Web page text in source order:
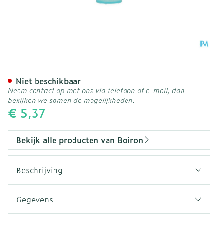
€ 5,37
Niet beschikbaar
Neem contact op met ons via telefoon of e-mail, dan
bekijken we samen de mogelijkheden.
Bekijk alle producten van Boiron
Beschrijving
Gegevens